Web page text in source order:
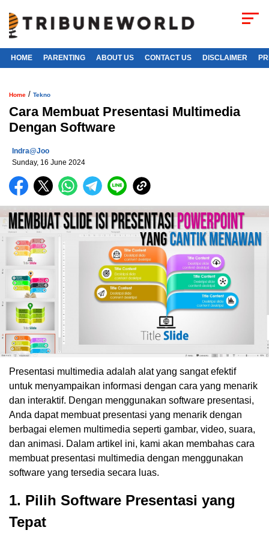
HOME PARENTING ABOUT US CONTACT US DISCLAIMER
Home / Tekno
Cara Membuat Presentasi Multimedia
Dengan Software
Indra@joo
Sunday, 16 June 2024
Presentasi multimedia adalah alat yang sangat efektif
untuk menyampaikan informasi dengan cara yang menarik
dan interaktif. Dengan menggunakan software presentasi,
Anda dapat membuat presentasi yang menarik dengan
berbagai elemen multimedia seperti gambar, video, suara,
dan animasi. Dalam artikel ini, kami akan membahas cara
membuat presentasi multimedia dengan menggunakan
software yang tersedia secara luas.
1. Pilih Software Presentasi yang
Tepat